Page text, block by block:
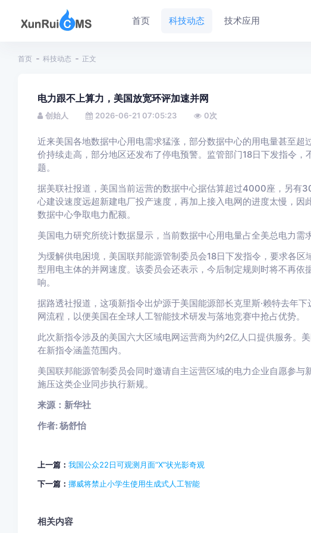
首页 科技动态 技术应用
首页 科技动态 正文
电力跟不上算力，美国放宽环评加速并网
创始人 2026-06-21 07:05:23 0次
近来美国各地数据中心用电需求猛涨，部分数据中心的用电量甚至
价持续走高，部分地区还发布了停电预警。监管部门18日下发指令
题。
据美联社报道，美国当前运营的数据中心据估算超过4000座，另有
心建设速度远超新建电厂投产速度，再加上接入电网的进度太慢，
数据中心争取电力配额。
美国电力研究所统计数据显示，当前数据中心用电量占全美总电力需
为缓解供电困境，美国联邦能源管制委员会18日下发指令，要求各
型用电主体的并网速度。该委员会还表示，今后制定规则时将不再依
响。
据路透社报道，这项新指令出炉源于美国能源部长克里斯·赖特去年
网流程，以便美国在全球人工智能技术研发与落地竞赛中抢占优势。
此次新指令涉及的美国六大区域电网运营商为约2亿人口提供服务。
在新指令涵盖范围内。
美国联邦能源管制委员会同时邀请自主运营区域的电力企业自愿参
施压这类企业同步执行新规。
来源：新华社
作者: 杨舒怡
上一篇： 我国公众22日可观测月面“X”状光影奇观
下一篇： 挪威将禁止小学生使用生成式人工智能
相关内容